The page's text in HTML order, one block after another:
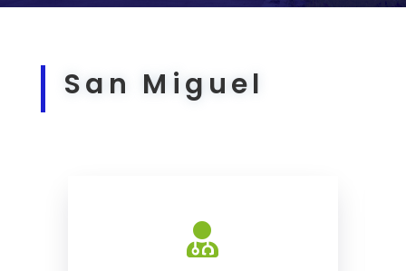
San Miguel
